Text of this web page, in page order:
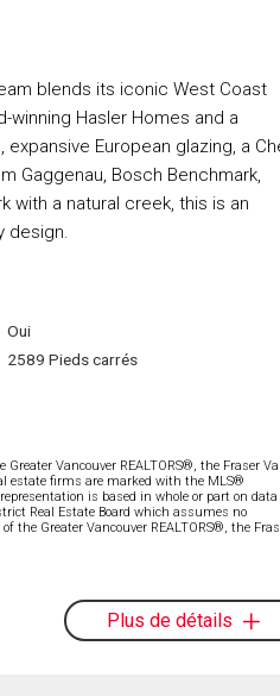
blends its iconic West Coast
winning Hasler Homes and a
European glazing, a
Gaggenau, Bosch Benchmark,
with a natural creek, this is an
design.
Oui
2589 Pieds carrés
Vancouver REALTORS®, the Fraser
estate firms are marked with the MLS®
is based in whole or part on data
Real Estate Board which assumes no
the Greater Vancouver REALTORS®, the
Plus de détails